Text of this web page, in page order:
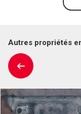
Autres propriétés